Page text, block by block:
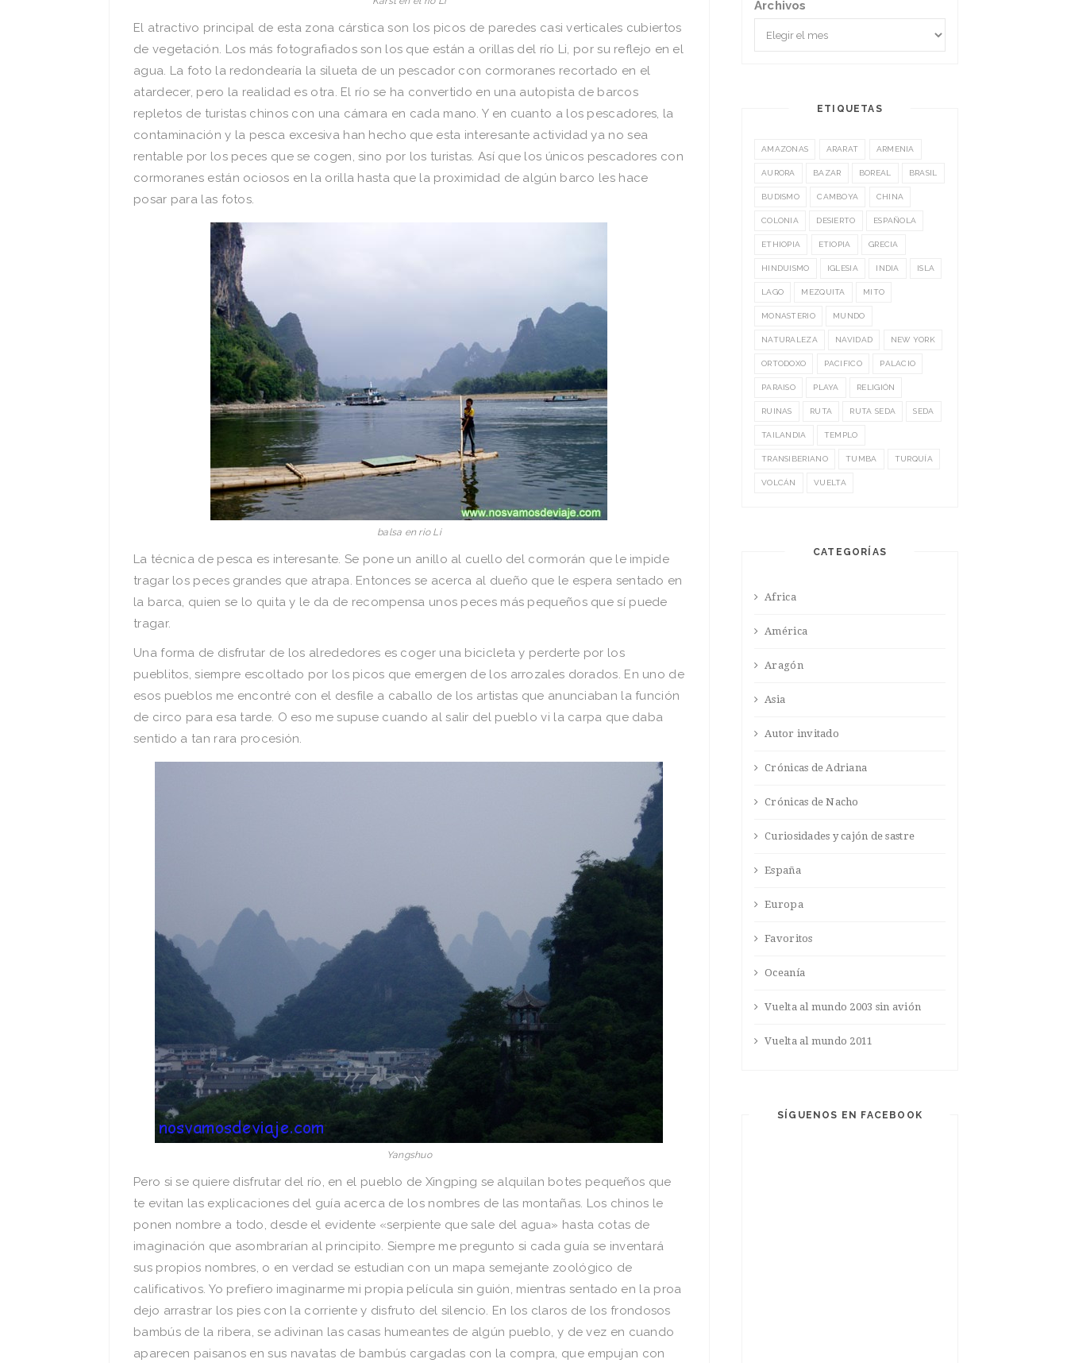
El atractivo principal de esta zona cárstica son los picos de paredes casi verticales cubiertos
de vegetación. Los más fotografiados son los que están a orillas del rí­o Li, por su reflejo en el
agua. La foto la redondearí­a la silueta de un pescador con cormoranes recortado en el
atardecer, pero la realidad es otra. El rí­o se ha convertido en una autopista de barcos
repletos de turistas chinos con una cámara en cada mano. Y en cuanto a los pescadores, la
contaminación y la pesca excesiva han hecho que esta interesante actividad ya no sea
rentable por los peces que se cogen, sino por los turistas. Así­ que los únicos pescadores con
cormoranes están ociosos en la orilla hasta que la proximidad de algún barco les hace
posar para las fotos.
balsa en rio Li
La técnica de pesca es interesante. Se pone un anillo al cuello del cormorán que le impide
tragar los peces grandes que atrapa. Entonces se acerca al dueño que le espera sentado en
la barca, quien se lo quita y le da de recompensa unos peces más pequeños que sí­ puede
tragar.
Una forma de disfrutar de los alrededores es coger una bicicleta y perderte por los
pueblitos, siempre escoltado por los picos que emergen de los arrozales dorados. En uno de
esos pueblos me encontré con el desfile a caballo de los artistas que anunciaban la función
de circo para esa tarde. O eso me supuse cuando al salir del pueblo vi la carpa que daba
sentido a tan rara procesión.
Yangshuo
Pero si se quiere disfrutar del rí­o, en el pueblo de Xingping se alquilan botes pequeños que
te evitan las explicaciones del guí­a acerca de los nombres de las montañas. Los chinos le
ponen nombre a todo, desde el evidente «serpiente que sale del agua» hasta cotas de
imaginación que asombrarí­an al principito. Siempre me pregunto si cada guí­a se inventará
sus propios nombres, o en verdad se estudian con un mapa semejante zoológico de
calificativos. Yo prefiero imaginarme mi propia pelí­cula sin guión, mientras sentado en la proa
dejo arrastrar los pies con la corriente y disfruto del silencio. En los claros de los frondosos
bambús de la ribera, se adivinan las casas humeantes de algún pueblo, y de vez en cuando
aparecen paisanos en sus navatas de bambús cargadas con la compra, que empujan con
Archivos
ETIQUETAS
AMAZONAS ARARAT ARMENIA
AURORA BAZAR BOREAL BRASIL
BUDISMO CAMBOYA CHINA
COLONIA DESIERTO ESPAÑOLA
ETHIOPIA ETIOPIA GRECIA
HINDUISMO IGLESIA INDIA ISLA
LAGO MEZQUITA MITO
MONASTERIO MUNDO
NATURALEZA NAVIDAD NEW YORK
ORTODOXO PACIFICO PALACIO
PARAISO PLAYA RELIGIÓN
RUINAS RUTA RUTA SEDA SEDA
TAILANDIA TEMPLO
TRANSIBERIANO TUMBA TURQUÍA
VOLCÁN VUELTA
CATEGORÍAS
Africa
América
Aragón
Asia
Autor invitado
Crónicas de Adriana
Crónicas de Nacho
Curiosidades y cajón de sastre
España
Europa
Favoritos
Oceanía
Vuelta al mundo 2003 sin avión
Vuelta al mundo 2011
SÍGUENOS EN FACEBOOK